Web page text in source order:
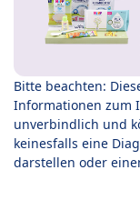
Bitte beachten:
Informationen zum
unverbindlich und
keinesfalls eine
darstellen oder